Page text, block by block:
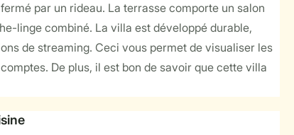
par un rideau. La terrasse comporte un salon
linge combiné. La villa est développé durable,
de streaming. Ceci vous permet de visualiser les
De plus, il est bon de savoir que cette villa